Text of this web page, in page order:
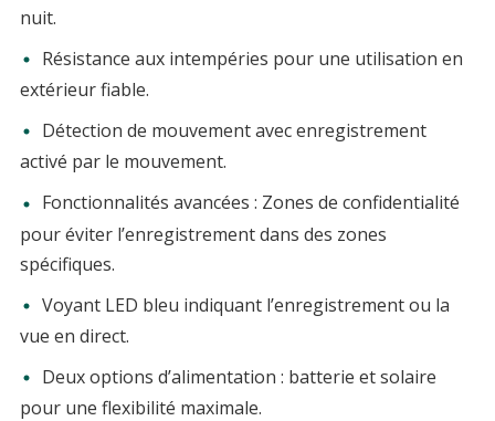
nuit.
Résistance aux intempéries pour une utilisation en
extérieur fiable.
Détection de mouvement avec enregistrement
activé par le mouvement.
Fonctionnalités avancées : Zones de confidentialité
pour éviter l’enregistrement dans des zones
spécifiques.
Voyant LED bleu indiquant l’enregistrement ou la
vue en direct.
Deux options d’alimentation : batterie et solaire
pour une flexibilité maximale.